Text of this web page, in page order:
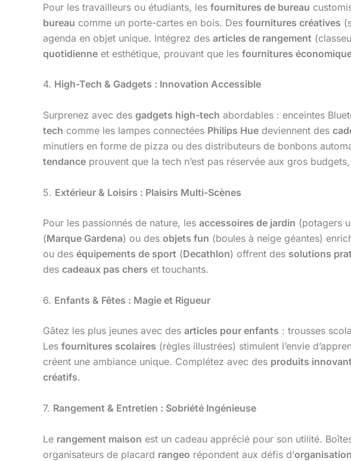
Pour les travailleurs ou étudiants, les fournitures de bureau
bureau comme un porte-cartes en bois. Des fournitures créatives
agenda en objet unique. Intégrez des articles de rangement
quotidienne et esthétique, prouvant que les fournitures
4. High-Tech & Gadgets : Innovation Accessible
Surprenez avec des gadgets high-tech abordables : enceintes
tech comme les lampes connectées Philips Hue deviennent des
minutiers en forme de pizza ou des distributeurs de bonbons
tendance prouvent que la tech n’est pas réservée aux gros
5. Extérieur & Loisirs : Plaisirs Multi-Scènes
Pour les passionnés de nature, les accessoires de jardin (potagers
(Marque Gardena) ou des objets fun (boules à neige géantes)
ou des équipements de sport (Decathlon) offrent des solutions
des cadeaux pas chers et touchants.
6. Enfants & Fêtes : Magie et Rigueur
Gâtez les plus jeunes avec des articles pour enfants : trousses
Les fournitures scolaires (règles illustrées) stimulent l’envie
créent une ambiance unique. Complétez avec des produits
créatifs.
7. Rangement & Entretien : Sobriété Ingénieuse
Le rangement maison est un cadeau apprécié pour son utilité.
organisateurs de placard rangeo répondent aux défis d’